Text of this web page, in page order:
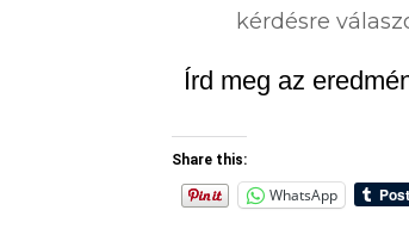
kérdésre
Írd meg az
Share this:
WhatsApp